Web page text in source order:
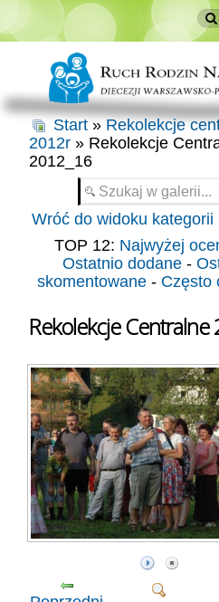
Start » Rekolekcje
2012r » Rekolekcje
2012_16
Wróć do widoku kategorii
TOP 12: Najwyżej
Ostatnio dodane -
skomentowane- Często
Rekolekcje